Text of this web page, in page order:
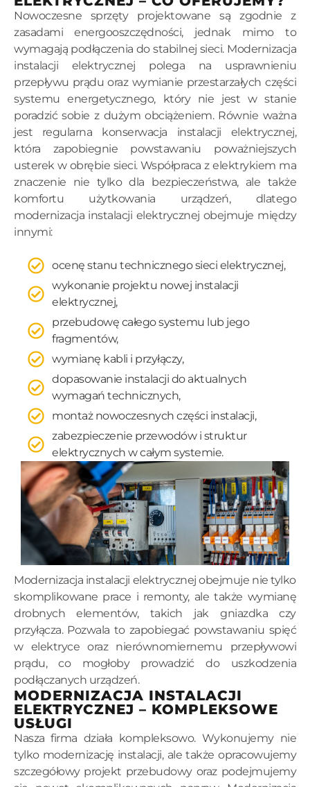
Nowoczesne sprzęty projektowane są zgodnie z
zasadami energooszczędności, jednak mimo to
wymagają podłączenia do stabilnej sieci. Modernizacja
instalacji elektrycznej polega na usprawnieniu
przepływu prądu oraz wymianie przestarzałych części
systemu energetycznego, który nie jest w stanie
poradzić sobie z dużym obciążeniem. Równie ważna
jest regularna konserwacja instalacji elektrycznej,
która zapobiegnie powstawaniu poważniejszych
usterek w obrębie sieci. Współpraca z elektrykiem ma
znaczenie nie tylko dla bezpieczeństwa, ale także
komfortu użytkowania urządzeń, dlatego
modernizacja instalacji elektrycznej obejmuje między
innymi:
ocenę stanu technicznego sieci elektrycznej,
wykonanie projektu nowej instalacji
elektrycznej,
przebudowę całego systemu lub jego
fragmentów,
wymianę kabli i przyłączy,
dopasowanie instalacji do aktualnych
wymagań technicznych,
montaż nowoczesnych części instalacji,
zabezpieczenie przewodów i struktur
elektrycznych w całym systemie.
Modernizacja instalacji elektrycznej obejmuje nie tylko
skomplikowane prace i remonty, ale także wymianę
drobnych elementów, takich jak gniazdka czy
przyłącza. Pozwala to zapobiegać powstawaniu spięć
w elektryce oraz nierównomiernemu przepływowi
prądu, co mogłoby prowadzić do uszkodzenia
podłączanych urządzeń.
MODERNIZACJA INSTALACJI
ELEKTRYCZNEJ – KOMPLEKSOWE
USŁUGI
Nasza firma działa kompleksowo. Wykonujemy nie
tylko modernizację instalacji, ale także opracowujemy
szczegółowy projekt przebudowy oraz podejmujemy